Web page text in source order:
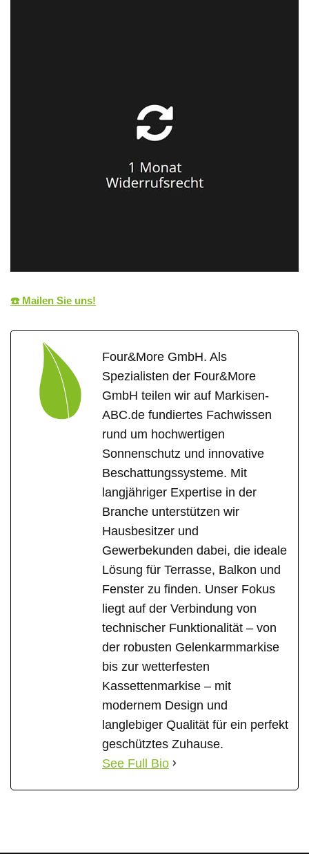
☎️ Mailen Sie uns!
Four&More GmbH. Als
Spezialisten der Four&More
GmbH teilen wir auf Markisen-
ABC.de fundiertes Fachwissen
rund um hochwertigen
Sonnenschutz und innovative
Beschattungssysteme. Mit
langjähriger Expertise in der
Branche unterstützen wir
Hausbesitzer und
Gewerbekunden dabei, die ideale
Lösung für Terrasse, Balkon und
Fenster zu finden. Unser Fokus
liegt auf der Verbindung von
technischer Funktionalität – von
der robusten Gelenkarmmarkise
bis zur wetterfesten
Kassettenmarkise – mit
modernem Design und
langlebiger Qualität für ein perfekt
geschütztes Zuhause.
See Full Bio